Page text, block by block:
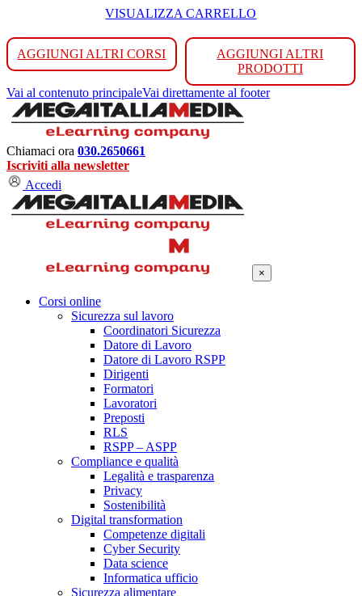
VISUALIZZA CARRELLO
AGGIUNGI ALTRI CORSI
AGGIUNGI ALTRI
PRODOTTI
Vai al contenuto principaleVai direttamente al footer
Chiamaci ora 030.2650661
Iscriviti alla newsletter
Accedi
×
Corsi online
Sicurezza sul lavoro
Coordinatori Sicurezza
Datore di Lavoro
Datore di Lavoro RSPP
Dirigenti
Formatori
Lavoratori
Preposti
RLS
RSPP – ASPP
Compliance e qualità
Legalità e trasparenza
Privacy
Sostenibilità
Digital transformation
Competenze digitali
Cyber Security
Data science
Informatica ufficio
Sicurezza alimentare